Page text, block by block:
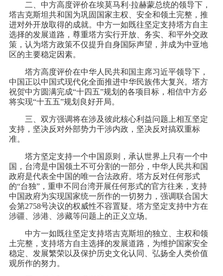
二、中方高度评价在埃莫马利·拉赫蒙总统的领导下，
塔吉克斯坦共和国为巩固国家主权、安全和领土完整，推
进对外开放取得的成就。中方一如既往坚定支持塔方自主
选择的发展道路，尊重塔方实行开放、务实、和平外交政
策，认为塔方政策不仅提升自身国际声望，并成为中亚地
区的主要稳定因素。
塔方高度评价在中华人民共和国主席习近平领导下，
中国正以中国式现代化全面推进中华民族伟大复兴。塔方
祝贺中方圆满完成“十四五”规划的各项目标，相信中方必
将实现“十五五”规划良好开局。
三、双方强调将在涉及彼此核心利益问题上相互坚定
支持，坚决反对外部势力干涉内政，坚决反对搞双重标
准。
塔方坚定支持一个中国原则，承认世界上只有一个中
国，台湾是中国领土不可分割的一部分，中华人民共和国
政府是代表全中国的唯一合法政府。塔方反对任何形式
的“台独”，重申不同台湾开展任何形式的官方往来，支持
中国政府为实现国家统一所作的一切努力，强调联合国大
会第2758号决议的权威性不容置疑。塔方坚定支持中方在
涉疆、涉港、涉藏等问题上的正义立场。
中方一如既往坚定支持塔吉克斯坦的独立、主权和领
土完整，支持塔方自主选择的发展道路，为维护国家安全
稳定、发展繁荣以及保护历史文化认同、弘扬全人类价值
观所作的努力。